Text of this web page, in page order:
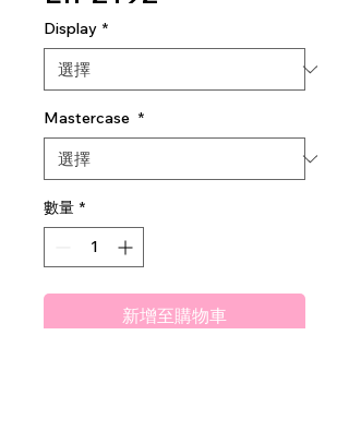
Display *
Mastercase *
數量 *
新增至購物車